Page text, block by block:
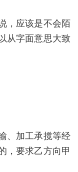
，应该是不会陌
从字面意思大致
、加工承揽等经
，要求乙方向甲